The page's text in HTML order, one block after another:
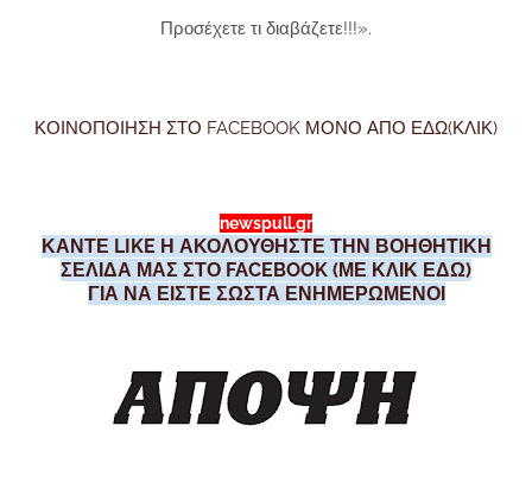
Προσέχετε τι διαβάζετε!!!».
ΚΟΙΝΟΠΟΙΗΣΗ ΣΤΟ FACEBOOK ΜΟΝΟ ΑΠΟ ΕΔΩ(ΚΛΙΚ)
newspull.gr
ΚΑΝΤΕ LIKE Η ΑΚΟΛΟΥΘΗΣΤΕ ΤΗΝ ΒΟΗΘΗΤΙΚΗ
ΣΕΛΙΔΑ ΜΑΣ ΣΤΟ FACEBOOK (ΜΕ ΚΛΙΚ ΕΔΩ)
ΓΙΑ ΝΑ ΕΙΣΤΕ ΣΩΣΤΑ ΕΝΗΜΕΡΩΜΕΝΟΙ